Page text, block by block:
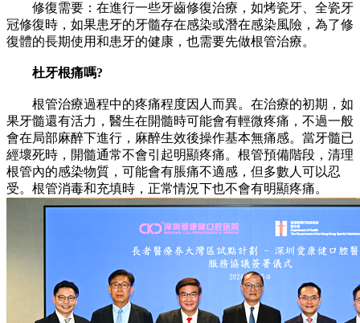
​修復需要：在進行一些牙齒修復治療，如烤瓷牙、全瓷牙
冠修復時，如果患牙的牙髓存在感染或潛在感染風險，為了修
復體的長期使用和患牙的健康，也需要先做根管治療。
杜牙根痛嗎?
根管治療過程中的疼痛程度因人而異。在治療的初期，如
果牙髓還有活力，醫生在開髓時可能會有輕微疼痛，不過一般
會在局部麻醉下進行，麻醉生效後操作基本無痛感。當牙髓已
經壞死時，開髓通常不會引起明顯疼痛。根管預備階段，清理
根管內的感染物質，可能會有脹痛不適感，但多數人可以忍
受。根管消毒和充填時，正常情況下也不會有明顯疼痛。